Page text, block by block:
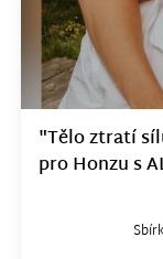
"Tělo ztratí
pro Honzu s